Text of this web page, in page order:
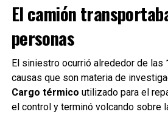
Trabajos en el lugar
Tras el accidente, personal policial
balizamiento de la zona para
tránsito mientras se desarrollaban
El camión
personas
El siniestro ocurrió alrededor de las
causas que son materia de
Cargo térmico utilizado para el
el control y terminó volcando sobre